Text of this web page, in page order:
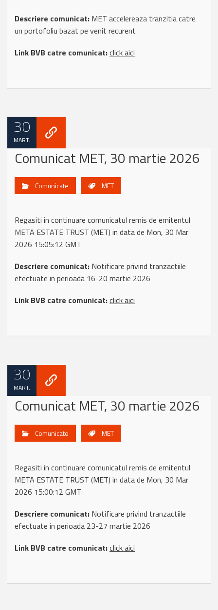
Descriere comunicat: MET accelereaza tranzitia catre
un portofoliu bazat pe venit recurent
Link BVB catre comunicat:click aici
30
MART.
Comunicat MET, 30 martie 2026
Comunicate MET
Regasiti in continuare comunicatul remis de emitentul
META ESTATE TRUST (MET) in data de Mon, 30 Mar
2026 15:05:12 GMT
Descriere comunicat: Notificare privind tranzactiile
efectuate in perioada 16-20 martie 2026
Link BVB catre comunicat:click aici
30
MART.
Comunicat MET, 30 martie 2026
Comunicate MET
Regasiti in continuare comunicatul remis de emitentul
META ESTATE TRUST (MET) in data de Mon, 30 Mar
2026 15:00:12 GMT
Descriere comunicat: Notificare privind tranzactiile
efectuate in perioada 23-27 martie 2026
Link BVB catre comunicat:click aici